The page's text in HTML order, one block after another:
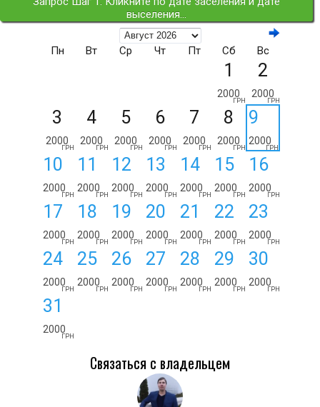
выселения...
Пн Вт Ср Чт Пт Сб Вс
1
2000
ГРН
2
2000
ГРН
3
2000
ГРН
4
2000
ГРН
5
2000
ГРН
6
2000
ГРН
7
2000
ГРН
8
2000
ГРН
9
2000
ГРН
10
2000
ГРН
11
2000
ГРН
12
2000
ГРН
13
2000
ГРН
14
2000
ГРН
15
2000
ГРН
16
2000
ГРН
17
2000
ГРН
18
2000
ГРН
19
2000
ГРН
20
2000
ГРН
21
2000
ГРН
22
2000
ГРН
23
2000
ГРН
24
2000
ГРН
25
2000
ГРН
26
2000
ГРН
27
2000
ГРН
28
2000
ГРН
29
2000
ГРН
30
2000
ГРН
31
2000
ГРН
Связаться с владельцем